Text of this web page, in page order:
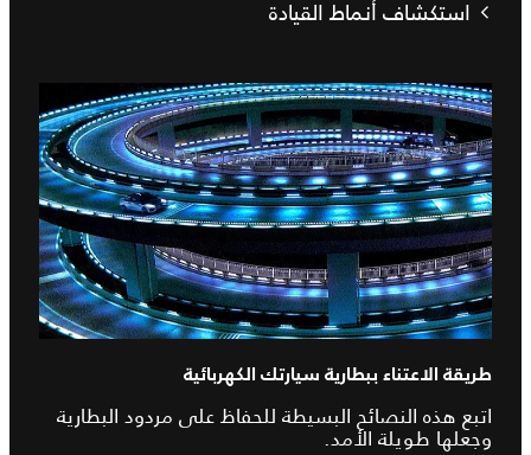
استكشاف أنماط القيادة
طريقة الاعتناء ببطارية سيارتك الكهربائية
اتبع هذه النصائح البسيطة للحفاظ على مردود البطارية
وجعلها طويلة الأمد.